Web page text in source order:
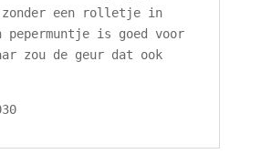
zonder een rolletje in
pepermuntje is goed voor
zou de geur dat ook